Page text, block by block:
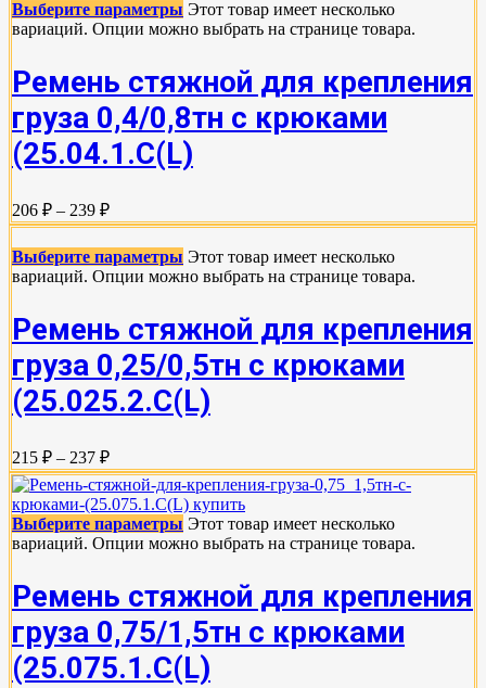
Выберите параметры Этот товар имеет несколько
вариаций. Опции можно выбрать на странице товара.
Ремень стяжной для крепления
груза 0,4/0,8тн с крюками
(25.04.1.С(L)
206 ₽ – 239 ₽
Выберите параметры Этот товар имеет несколько
вариаций. Опции можно выбрать на странице товара.
Ремень стяжной для крепления
груза 0,25/0,5тн с крюками
(25.025.2.С(L)
215 ₽ – 237 ₽
Выберите параметры Этот товар имеет несколько
вариаций. Опции можно выбрать на странице товара.
Ремень стяжной для крепления
груза 0,75/1,5тн с крюками
(25.075.1.С(L)